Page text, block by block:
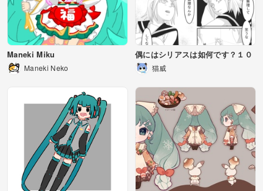
Maneki Miku
Maneki Neko
偶にはシリアスは如何です？１０
猫威